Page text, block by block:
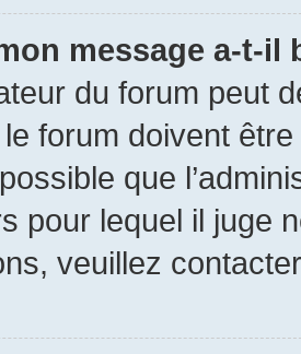
message a-t-il
du forum peut
forum doivent
que
pour lequel il juge
veuillez